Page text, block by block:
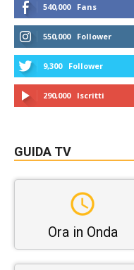
540,000 Fans
550,000 Follower
9,300 Follower
290,000 Iscritti
GUIDA TV
Ora in Onda